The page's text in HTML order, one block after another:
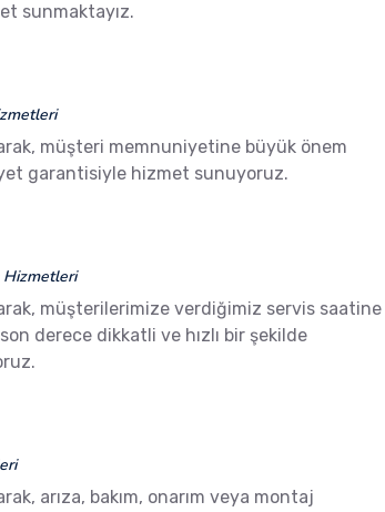
sunmaktayız.
müşteri memnuniyetine büyük önem
garantisiyle hizmet sunuyoruz.
Hizmetleri
müşterilerimize verdiğimiz servis saatine
derece dikkatli ve hızlı bir şekilde
arıza, bakım, onarım veya montaj